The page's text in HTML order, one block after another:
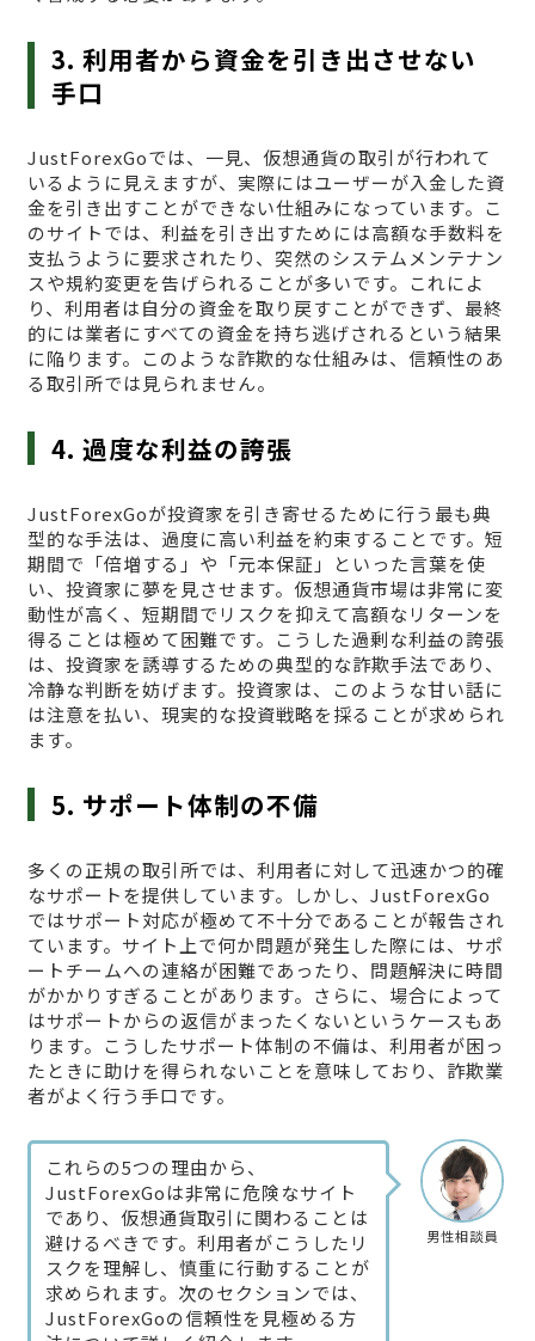
3. 利用者から資金を引き出させない
手口
JustForexGoでは、一見、仮想通貨の取引が行われて
いるように見えますが、実際にはユーザーが入金した資
金を引き出すことができない仕組みになっています。こ
のサイトでは、利益を引き出すためには高額な手数料を
支払うように要求されたり、突然のシステムメンテナン
スや規約変更を告げられることが多いです。これによ
り、利用者は自分の資金を取り戻すことができず、最終
的には業者にすべての資金を持ち逃げされるという結果
に陥ります。このような詐欺的な仕組みは、信頼性のあ
る取引所では見られません。
4. 過度な利益の誇張
JustForexGoが投資家を引き寄せるために行う最も典
型的な手法は、過度に高い利益を約束することです。短
期間で「倍増する」や「元本保証」といった言葉を使
い、投資家に夢を見させます。仮想通貨市場は非常に変
動性が高く、短期間でリスクを抑えて高額なリターンを
得ることは極めて困難です。こうした過剰な利益の誇張
は、投資家を誘導するための典型的な詐欺手法であり、
冷静な判断を妨げます。投資家は、このような甘い話に
は注意を払い、現実的な投資戦略を採ることが求められ
ます。
5. サポート体制の不備
多くの正規の取引所では、利用者に対して迅速かつ的確
なサポートを提供しています。しかし、JustForexGo
ではサポート対応が極めて不十分であることが報告され
ています。サイト上で何か問題が発生した際には、サポ
ートチームへの連絡が困難であったり、問題解決に時間
がかかりすぎることがあります。さらに、場合によって
はサポートからの返信がまったくないというケースもあ
ります。こうしたサポート体制の不備は、利用者が困っ
たときに助けを得られないことを意味しており、詐欺業
者がよく行う手口です。
男性相談員
これらの5つの理由から、
JustForexGoは非常に危険なサイト
であり、仮想通貨取引に関わることは
避けるべきです。利用者がこうしたリ
スクを理解し、慎重に行動することが
求められます。次のセクションでは、
JustForexGoの信頼性を見極める方